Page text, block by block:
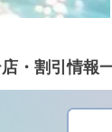
・割引情報